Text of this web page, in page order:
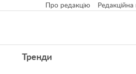
Про редакцію Редакційна
Тренди